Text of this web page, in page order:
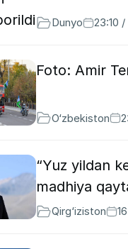
Dunyo 23:10
Foto: Amir
O‘zbekiston
“Yuz yildan
madhiya
Qirg‘iziston